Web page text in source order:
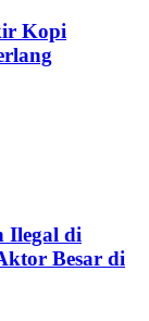
Kopi
Ilegal di
Besar di